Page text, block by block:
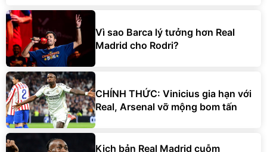
Vì sao Barca lý tưởng hơn Real
Madrid cho Rodri?
CHÍNH THỨC: Vinicius gia hạn với
Real, Arsenal vỡ mộng bom tấn
Kịch bản Real Madrid cuỗm